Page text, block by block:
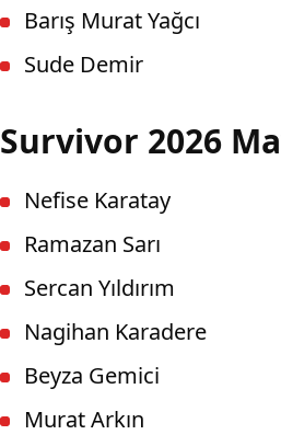
Barış Murat Yağcı
Sude Demir
Survivor 2026
Nefise Karatay
Ramazan Sarı
Sercan Yıldırım
Nagihan Karadere
Beyza Gemici
Murat Arkın